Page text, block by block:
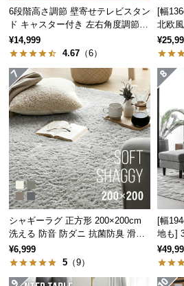
キ
ャ
ン
セ
ル
に
つ
い
て
保
証
に
つ
い
て
会
ラタンの自然の風合いを
シワや質感まで表現した材の編
イク感を与えず上質空間を演出
6段階高さ調節 壁寄せテレビスタン
ド キャスター付き 左右角度調節機
能
¥14,999
4.67 （6）
[幅
北欧
シャギーラグ 正方形 200×200cm
洗える 防音 防ダニ 抗菌防臭 滑り
止め付き
¥6,999
5 （9）
[幅
地も]
レス